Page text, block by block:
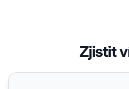
Zjistit
Maloobchodní marketéři: Co